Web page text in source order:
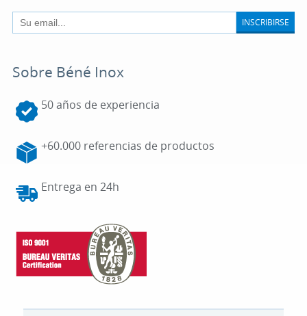
INSCRIBIRSE
Sobre Béné Inox
50 años de experiencia
+60.000 referencias de productos
Entrega en 24h